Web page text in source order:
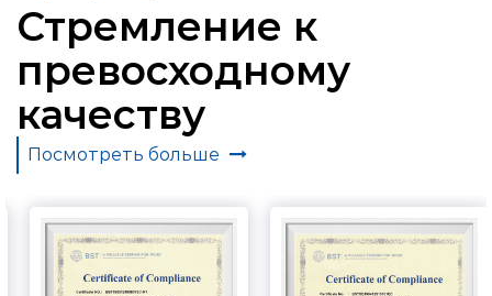
Стремление к
превосходному
качеству
Посмотреть больше